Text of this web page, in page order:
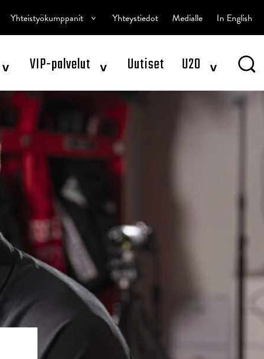
^ VIP-palvelut ^ Uutiset U20 ^
Yhteistyökumppanit ^ Yhteystiedot Medialle In English